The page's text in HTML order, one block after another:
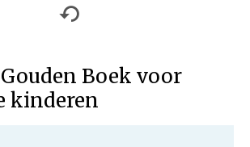
Boek voor
kinderen